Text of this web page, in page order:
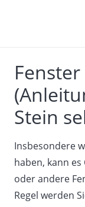
Stein
Insbesondere
haben, kann
oder andere
Regel werden